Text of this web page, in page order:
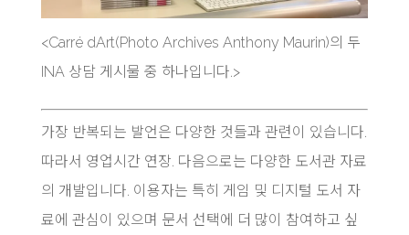
<Carré dArt(Photo Archives Anthony Maurin)의 두
INA 상담 게시물 중 하나입니다.>
가장 반복되는 발언은 다양한 것들과 관련이 있습니다.
따라서 영업시간 연장. 다음으로는 다양한 도서관 자료
의 개발입니다. 이용자는 특히 게임 및 디지털 도서 자
료에 관심이 있으며 문서 선택에 더 많이 참여하고 싶